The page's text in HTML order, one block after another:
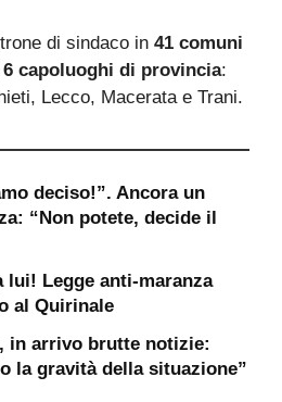
di sindaco in 41 comuni
6 capoluoghi di provincia:
Lecco, Macerata e Trani.
deciso!”. Ancora un
“Non potete, decide il
lui! Legge anti-maranza
al Quirinale
in arrivo brutte notizie:
la gravità della situazione”